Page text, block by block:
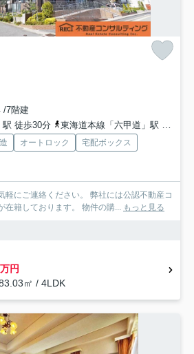
/7階建
駅 徒歩30分
東海道本線「六甲道」駅 徒歩36分
オートロック
宅配ボックス
ださい。 弊社には公認不動産コ
在籍しております。 物件の購... もっと見る
円
㎡ / 4LDK